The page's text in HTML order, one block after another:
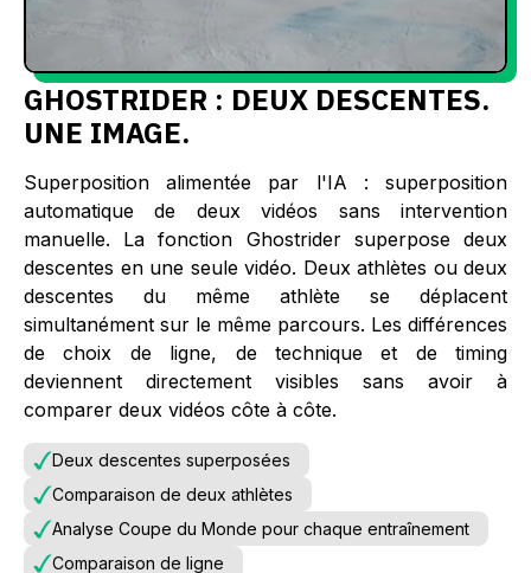
GHOSTRIDER : DEUX DESCENTES.
UNE IMAGE.
Superposition alimentée par l'IA : superposition
automatique de deux vidéos sans intervention
manuelle. La fonction Ghostrider superpose deux
descentes en une seule vidéo. Deux athlètes ou deux
descentes du même athlète se déplacent
simultanément sur le même parcours. Les différences
de choix de ligne, de technique et de timing
deviennent directement visibles sans avoir à
comparer deux vidéos côte à côte.
Deux descentes superposées
Comparaison de deux athlètes
Analyse Coupe du Monde pour chaque entraînement
Comparaison de ligne